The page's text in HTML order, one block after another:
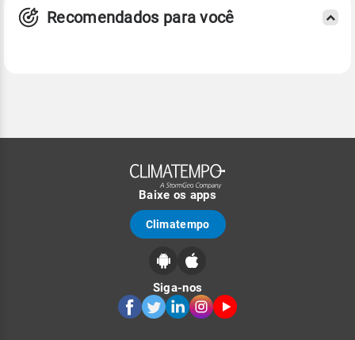
Recomendados para você
Baixe os apps
Climatempo
Siga-nos